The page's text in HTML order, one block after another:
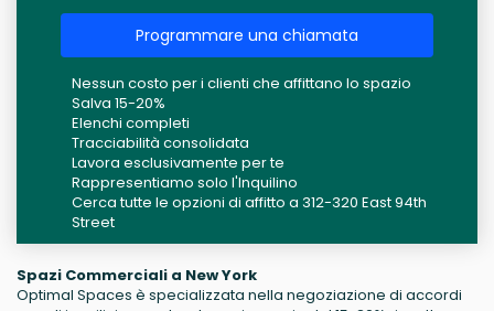
Programmare una chiamata
Nessun costo per i clienti che affittano lo spazio
Salva 15-20%
Elenchi completi
Tracciabilità consolidata
Lavora esclusivamente per te
Rappresentiamo solo l'Inquilino
Cerca tutte le opzioni di affitto a 312-320 East 94th
Street
Spazi Commerciali a New York
Optimal Spaces è specializzata nella negoziazione di accordi